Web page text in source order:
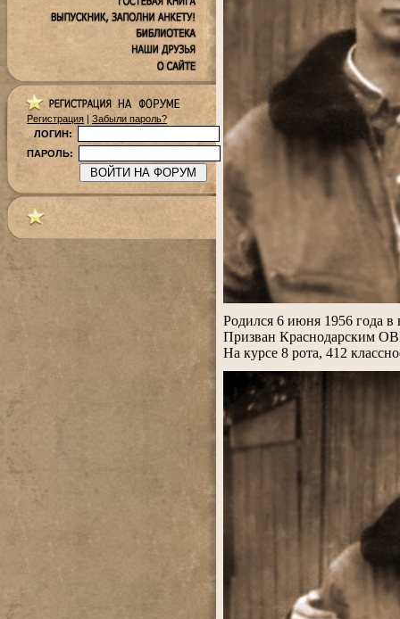
Регистрация | Забыли пароль?
ЛОГИН:
ПАРОЛЬ:
Родился 6 июня 1956 года в
Призван Краснодарским
На курсе 8 рота, 412